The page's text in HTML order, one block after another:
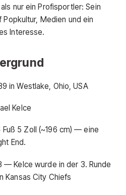
nur ein Profisportler: Sein
Medien und ein
Interesse.
in Westlake, Ohio, USA
Kelce
Fuß 5 Zoll (~196 cm) — eine
End.
— Kelce wurde in der 3. Runde
Kansas City Chiefs